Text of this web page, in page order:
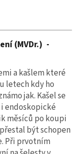
(MVDr.) -
a kašlem které
letech kdy ho
jak. Kašel se
endoskopické
měsíců po koupi
být schopen
Při prvotním